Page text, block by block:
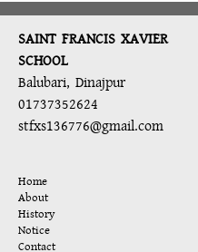
SAINT FRANCIS XAVIER
SCHOOL
Balubari, Dinajpur
01737352624
stfxs136776@gmail.com
Home
About
History
Notice
Contact